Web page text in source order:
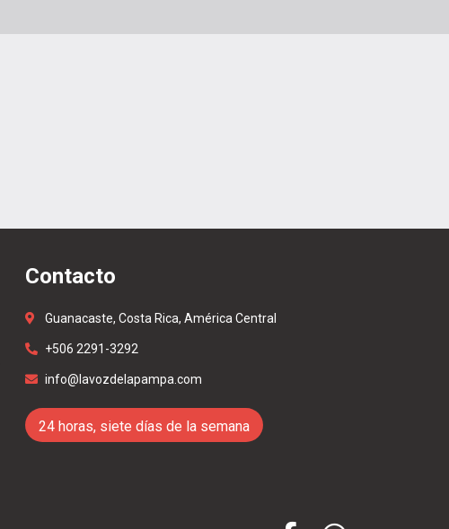
Contacto
Guanacaste, Costa Rica, América Central
+506 2291-3292
info@lavozdelapampa.com
24 horas, siete días de la semana